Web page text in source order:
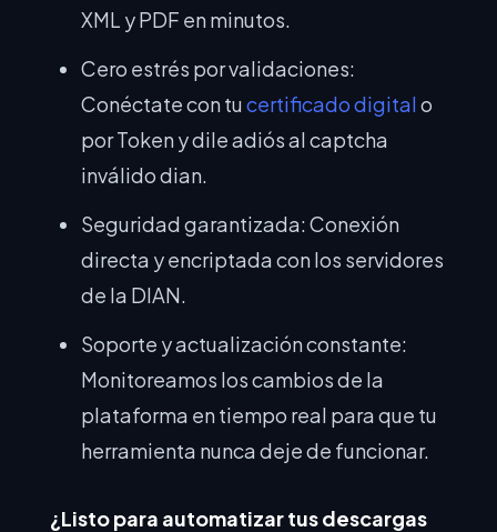
XML y PDF en minutos.
Cero estrés por validaciones:
Conéctate con tucertificado digitalo
por Token y dile adiós al captcha
inválido dian.
Seguridad garantizada: Conexión
directa y encriptada con los servidores
de la DIAN.
Soporte y actualización constante:
Monitoreamos los cambios de la
plataforma en tiempo real para que tu
herramienta nunca deje de funcionar.
¿Listo para automatizar tus descargas